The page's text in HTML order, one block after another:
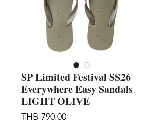
SP Limited Festival SS26
Everywhere Easy Sandals
LIGHT OLIVE
THB 790.00価